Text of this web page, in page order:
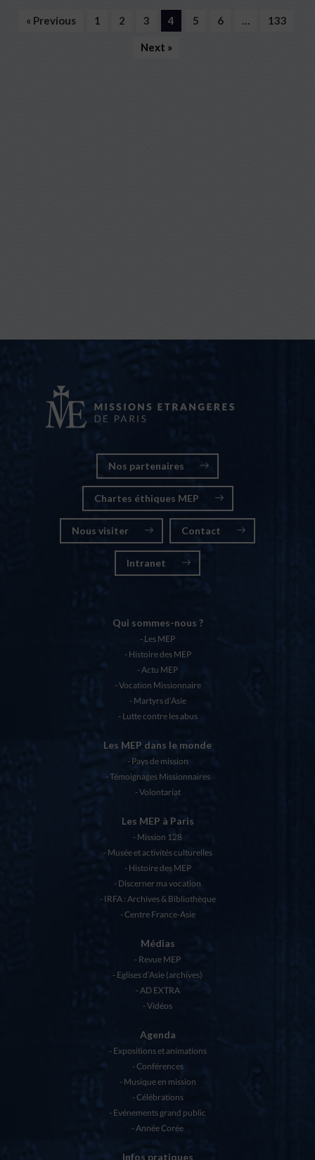
« Previous 1 2 3 4 5 6 … 133
Next »
Nos partenaires
Chartes éthiques MEP
Nous visiter Contact
Intranet
Qui sommes-nous ?
Les MEP
Histoire des MEP
Actu MEP
Vocation Missionnaire
Martyrs d’Asie
Lutte contre les abus
Les MEP dans le monde
Pays de mission
Témoignages Missionnaires
Volontariat
Les MEP à Paris
Mission 128
Musée et activités culturelles
Histoire des MEP
Discerner ma vocation
IRFA : Archives & Bibliothèque
Centre France-Asie
Médias
Revue MEP
Eglises d’Asie (archives)
AD EXTRA
Vidéos
Agenda
Expositions et animations
Conférences
Musique en mission
Célébrations
Evénements grand public
Année Corée
Infos pratiques